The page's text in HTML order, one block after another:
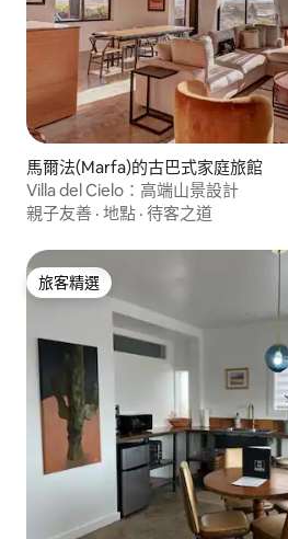
馬爾法(Marfa)的古巴式家庭旅館
Villa del Cielo：高端山景設計
親子友善 · 地點 · 待客之道
旅客精選
旅客精選